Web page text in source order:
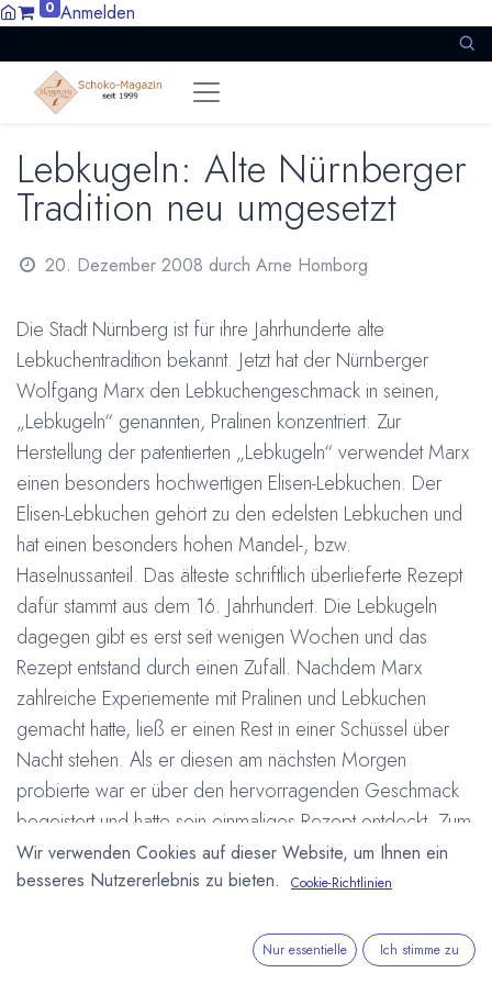
0 Anmelden
Lebkugeln: Alte Nürnberger
Tradition neu umgesetzt
20. Dezember 2008 durch Arne Homborg
Die Stadt Nürnberg ist für ihre Jahrhunderte alte
Lebkuchentradition bekannt. Jetzt hat der Nürnberger
Wolfgang Marx den Lebkuchengeschmack in seinen,
„Lebkugeln“ genannten, Pralinen konzentriert. Zur
Herstellung der patentierten „Lebkugeln“ verwendet Marx
einen besonders hochwertigen Elisen-Lebkuchen. Der
Elisen-Lebkuchen gehört zu den edelsten Lebkuchen und
hat einen besonders hohen Mandel-, bzw.
Haselnussanteil. Das älteste schriftlich überlieferte Rezept
dafür stammt aus dem 16. Jahrhundert. Die Lebkugeln
dagegen gibt es erst seit wenigen Wochen und das
Rezept entstand durch einen Zufall. Nachdem Marx
zahlreiche Experiemente mit Pralinen und Lebkuchen
gemacht hatte, ließ er einen Rest in einer Schüssel über
Nacht stehen. Als er diesen am nächsten Morgen
probierte war er über den hervorragenden Geschmack
begeistert und hatte sein einmaliges Rezept entdeckt. Zum
Rezept, das sich Marx inzwischen hat schützen lassen,
gehört neben dem Elisen-Lebkuchen unter anderem
Füllung wird dann mit einer dunklen 70%igen Schokolade
überzogen. Bislang sind die Lebkugeln, die nur wenige
Wir verwenden Cookies auf dieser Website, um Ihnen ein
besseres Nutzererlebnis zu bieten.
Cookie-Richtlinien
Nur essentielle Ich stimme zu